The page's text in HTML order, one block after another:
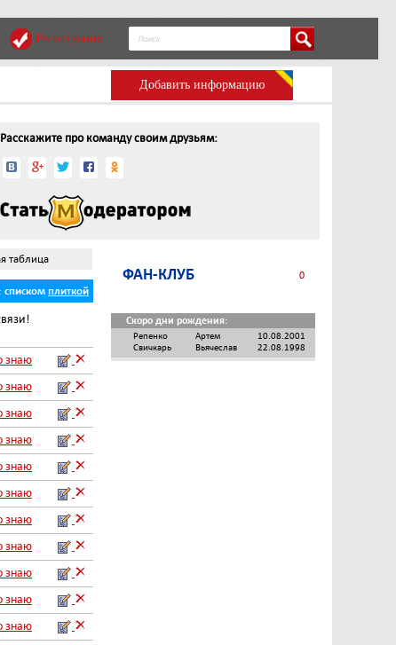
Регистрация
Добавить информацию
Расскажите про команду своим друзьям:
таблица
списком плиткой
знаю
знаю
знаю
знаю
знаю
знаю
знаю
знаю
знаю
знаю
знаю
ФАН-КЛУБ 0
Скоро дни рождения:
Репенко Артем
10.08.2001
Свичкарь
Вьячеслав 22.08.1998